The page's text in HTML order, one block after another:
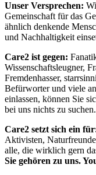
Unser Versprechen:
Gemeinschaft für das
ähnlich denkende
und Nachhaltigkeit
Care2 ist gegen:
Wissenschaftsleugner,
Fremdenhasser,
Befürworter und viele
einlassen, können Sie
bei uns nichts zu suchen.
Care2 setzt sich ein
Aktivisten,
alle, die wirklich gern
Sie gehören zu uns.